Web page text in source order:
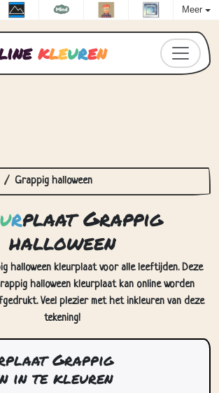
Meer
kleuren
urplaat Grappig
halloween
halloween kleurplaat kan online worden
Veel plezier met het inkleuren van deze
tekening!
Grappig
in te kleuren
effen kleur, een patroon of een
Kies daarna één kleur (voor effen vullingen)